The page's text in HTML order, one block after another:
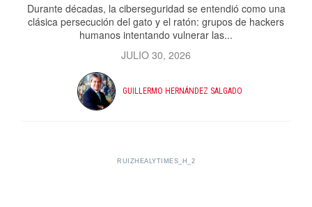
Durante décadas, la ciberseguridad se entendió como una
clásica persecución del gato y el ratón: grupos de hackers
humanos intentando vulnerar las...
JULIO 30, 2026
GUILLERMO HERNÁNDEZ SALGADO
RUIZHEALYTIMES_H_2